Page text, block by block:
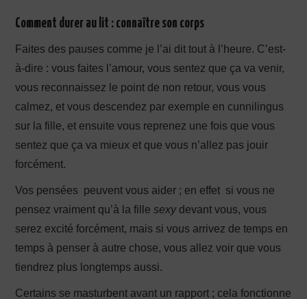
Comment durer au lit : connaître son corps
Faites des pauses comme je l’ai dit tout à l’heure. C’est-
à-dire : vous faites l’amour, vous sentez que ça va venir,
vous reconnaissez le point de non retour, vous vous
calmez, et vous descendez par exemple en cunnilingus
sur la fille, et ensuite vous reprenez une fois que vous
sentez que ça va mieux et que vous n’allez pas jouir
forcément.
Vos pensées peuvent vous aider ; en effet si vous ne
pensez vraiment qu’à la fillesexydevant vous, vous
serez excité forcément, mais si vous arrivez de temps en
temps à penser à autre chose, vous allez voir que vous
tiendrez plus longtemps aussi.
Certains se masturbent avant un rapport ; cela fonctionne